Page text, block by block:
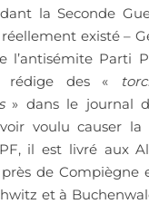
la Seconde
existé –
l’antisémite Parti
rédige des «
» dans le journal
voulu causer
il est livré aux
de Compiègne
et à